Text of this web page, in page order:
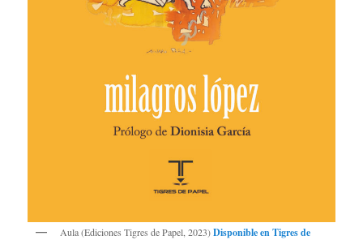
Aula (Ediciones Tigres de Papel, 2023)Disponible enTigres de